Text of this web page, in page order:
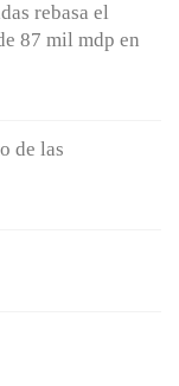
rebasa el
87 mil mdp en
de las